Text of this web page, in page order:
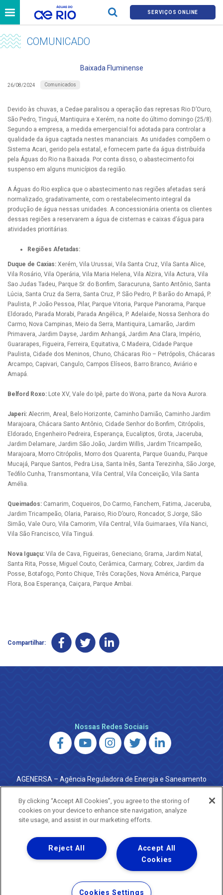
SERVIÇOS ONLINE
COMUNICADO
Baixada Fluminense
26/08/2024 Comunicados
Devido às chuvas, a Cedae paralisou a operação das represas Rio D’Ouro,
São Pedro, Tinguá, Mantiquira e Xerém, na noite do último domingo (25/8).
Segundo a empresa, a medida emergencial foi adotada para controlar a
qualidade da água captada nestes mananciais. As unidades compõem o
Sistema Acari, gerido pela estatal, e fornecem parte da água distribuída
pela Águas do Rio na Baixada. Por conta disso, o abastecimento foi
suspenso em alguns municípios da região.
A Águas do Rio explica que o abastecimento nas regiões afetadas será
normalizado, gradativamente, com o restabelecimento integral da
produção de água nessas unidades. A concessionária orienta os clientes
dessas regiões a reservarem a água de cisternas e caixas d’água para
atividades prioritárias.
Regiões Afetadas:
Duque de Caxias: Xerém, Vila Urussai, Vila Santa Cruz, Vila Santa Alice,
Vila Rosário, Vila Operária, Vila Maria Helena, Vila Alzira, Vila Actura, Vila
Sao Judas Tadeu, Parque Sr. do Bonfim, Saracuruna, Santo Antônio, Santa
Lúcia, Santa Cruz da Serra, Santa Cruz, P. São Pedro, P. Barão do Amapá, P.
Paulista, P. João Pessoa, Pilar, Parque Vitoria, Parque Panorama, Parque
Eldorado, Parada Morabi, Parada Angélica, P. Adelaide, Nossa Senhora do
Carmo, Nova Campinas, Meio da Serra, Mantiquira, Lamarão, Jardim
Primavera, Jardim Dayse, Jardim Anhangá, Jardim Ana Clara, Império,
Guararapes, Figueira, Ferreira, Equitativa, C Madeira, Cidade Parque
Paulista, Cidade dos Meninos, Chuno, Chácaras Rio – Petrópolis, Chácaras
Arcampo, Capivari, Cangulo, Campos Elíseos, Barro Branco, Aviário e
Amapá.
Belford Roxo: Lote XV, Vale do Ipê, parte do Wona, parte da Nova Aurora.
Japeri: Alecrim, Areal, Belo Horizonte, Caminho Damião, Caminho Jardim
Marajoara, Chácara Santo Antônio, Cidade Senhor do Bonfim, Citrópolis,
Eldorado, Engenheiro Pedreira, Esperança, Eucaliptos, Grota, Jaceruba,
Jardim Delamare, Jardim São João, Jardim Willis, Jardim Tricampeão,
Marajoara, Morro Citrópolis, Morro dos Quarenta, Parque Guandu, Parque
Mucajá, Parque Santos, Pedra Lisa, Santa Inês, Santa Terezinha, São Jorge,
Teófilo Cunha, Transmontana, Vila Central, Vila Conceição, Vila Santa
Amélia.
Queimados: Camarim, Coqueiros, Do Carmo, Fanchem, Fatima, Jaceruba,
Jardim Tricampeão, Olaria, Paraiso, Rio D’ouro, Roncador, S Jorge, São
Simão, Vale Ouro, Vila Camorim, Vila Central, Vila Guimaraes, Vila Nanci,
Vila São Francisco, Vila Tinguá.
Nova Iguaçu: Vila de Cava, Figueiras, Geneciano, Grama, Jardim Natal,
Santa Rita, Posse, Miguel Couto, Cerâmica, Carmary, Cobrex, Jardim da
Posse, Botafogo, Ponto Chique, Três Corações, Nova América, Parque
Flora, Boa Esperança, Caiçara, Parque Ambai.
Compartilhar:
Nossas Redes Sociais
AGENERSA – Agência Reguladora de Energia e Saneamento
do Estado do Rio de Janeiro
0800 024 9040 · (21) 2332-6457 (WhatsApp) ·
ouvidoria@agenersa.rj.gov.br/ouvidoria.agenersa@gmail.com
·http://www.agenersa.rj.gov.br
Uma empresa
Copyright ® 2026 - Todos os Direitos Reservados.
Termos Gerais de Uso de Sites e Aplicativos
By clicking “Accept All Cookies”, you agree to the storing of
cookies on your device to enhance site navigation, analyze
site usage, and assist in our marketing efforts.
Accept All
Cookies
Reject All
Cookies Settings